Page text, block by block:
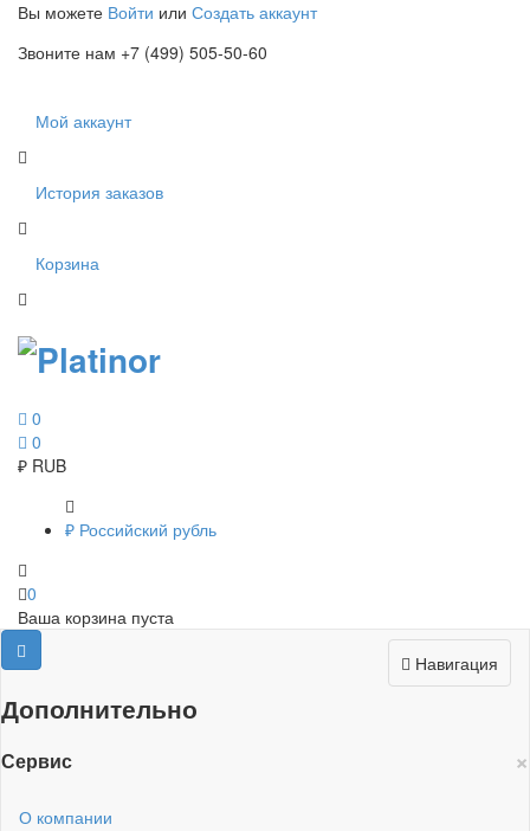
Вы можете Войти или Создать аккаунт
Звоните нам +7 (499) 505-50-60
Мой аккаунт
История заказов
Корзина
0
0
₽ RUB
₽ Российский рубль
0
Ваша корзина пуста
Навигация
Дополнительно
×
Сервис
О компании